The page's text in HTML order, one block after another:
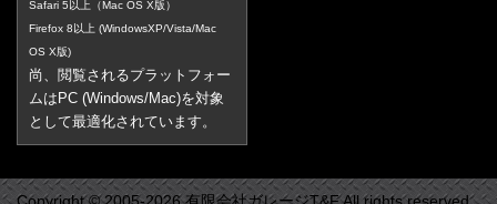
Safari 5以上（Mac OS X版）
Firefox 8以上 (WindowsXP/Vista/Mac
OS X版)
尚、閲覧されるプラットフォー
ムはPC (Windows/Mac)を対象
として最適化されています。